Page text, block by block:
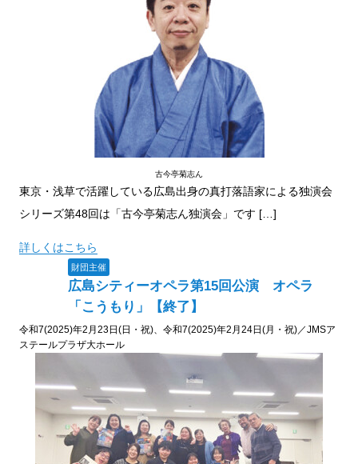
古今亭菊志ん
東京・浅草で活躍している広島出身の真打落語家による独演会
シリーズ第48回は「古今亭菊志ん独演会」です […]
詳しくはこちら
財団主催
広島シティーオペラ第15回公演 オペラ
「こうもり」【終了】
令和7(2025)年2月23日(日・祝)、令和7(2025)年2月24日(月・祝)／JMSア
ステールプラザ大ホール